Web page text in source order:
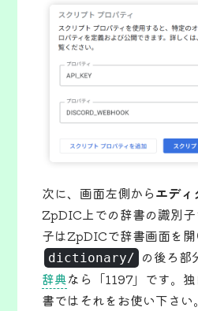
次に、画面左側からエディ
ZpDIC上での辞書の識別
子はZpDICで辞書画面を
dictionary/ の後ろ部
辞典なら「1197」です。
書ではそれをお使い下さい。